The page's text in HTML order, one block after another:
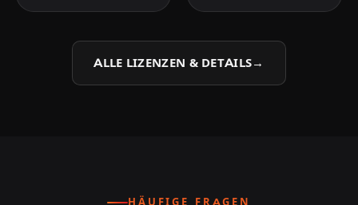
ALLE LIZENZEN & DETAILS→
HÄUFIGE FRAGEN